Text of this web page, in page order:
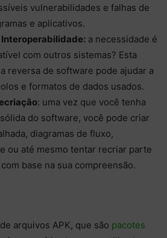
vulnerabilidades e falhas de
e aplicativos.
a necessidade é
com outros sistemas? Esta
reversa de software pode ajudar a
e formatos de dados usados.
: uma vez que você tenha
do software, você pode criar
diagramas de fluxo,
ou até mesmo tentar recriar parte
base na sua compreensão.
arquivos APK, que são pacotes